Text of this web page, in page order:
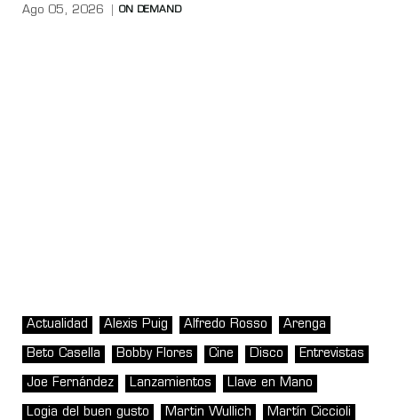
Ago 05, 2026 ON DEMAND
Actualidad Alexis Puig Alfredo Rosso Arenga
Beto Casella Bobby Flores Cine Disco Entrevistas
Joe Fernández Lanzamientos Llave en Mano
Logia del buen gusto Martin Wullich Martín Ciccioli